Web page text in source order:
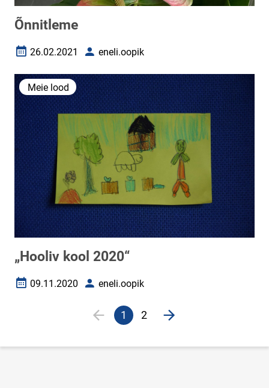
Õnnitleme
Loomise kuupäev
26.02.2021 Autoreneli.oopik
Meie lood
„Hooliv kool 2020“
Loomise kuupäev
09.11.2020 Autoreneli.oopik
LehekülgjaotusEelmine lehekülg
Praegune
1 Veebileht
2 Järgmine lehekülg